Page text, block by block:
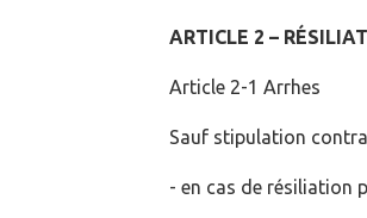
ARTICLE 2 –
Article 2-1 Arrhes
Sauf stipulation
- en cas de résiliation